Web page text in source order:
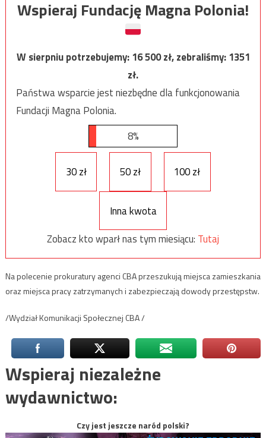
Wspieraj Fundację Magna Polonia!
W sierpniu potrzebujemy:16 500zł, zebraliśmy:1351
zł.
Państwa wsparcie jest niezbędne dla funkcjonowania
Fundacji Magna Polonia.
8%
30 zł 50 zł 100 zł
Inna kwota
Zobacz kto wparł nas tym miesiącu: Tutaj
Na polecenie prokuratury agenci CBA przeszukują miejsca zamieszkania
oraz miejsca pracy zatrzymanych i zabezpieczają dowody przestępstw.
/Wydział Komunikacji Społecznej CBA /
Wspieraj niezależne
wydawnictwo:
Czy jest jeszcze naród polski?